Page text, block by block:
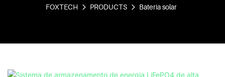
FOXTECH PRODUCTS Bateria solar